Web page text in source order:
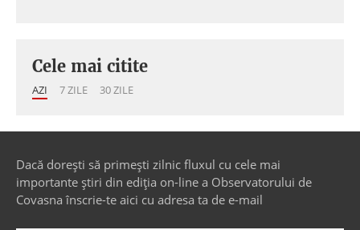
Cele mai citite
AZI 7 ZILE 30 ZILE
Dacă dorești să primești zilnic fluxul cu cele mai
importante știri din ediția on-line a Observatorului de
Covasna înscrie-te aici cu adresa ta de e-mail